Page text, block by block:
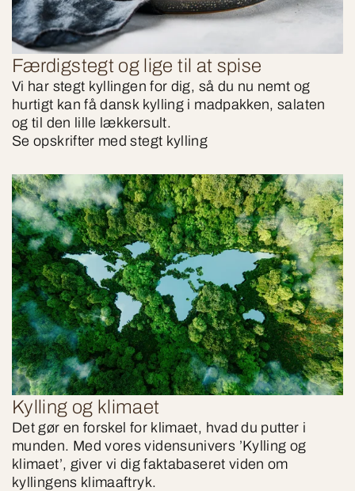
Færdigstegt og lige til at spise
Vi har stegt kyllingen for dig, så du nu nemt og
hurtigt kan få dansk kylling i madpakken, salaten
og til den lille lækkersult.
Se opskrifter med stegt kylling
Kylling og klimaet
Det gør en forskel for klimaet, hvad du putter i
munden. Med vores vidensunivers ’Kylling og
klimaet’, giver vi dig faktabaseret viden om
kyllingens klimaaftryk.